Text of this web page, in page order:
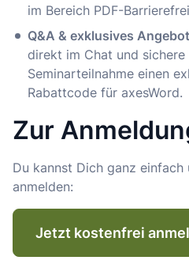
im Bereich PDF-
Q&A & exklusives
direkt im Chat und
Seminarteilnahme einen
Rabattcode für axesWord.
Zur
Du kannst Dich ganz
anmelden:
Jetzt kostenfrei